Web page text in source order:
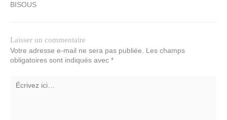
BISOUS
Laisser un commentaire
Votre adresse e-mail ne sera pas publiée.
Les champs
obligatoires sont indiqués avec *
Écrivez
ici…